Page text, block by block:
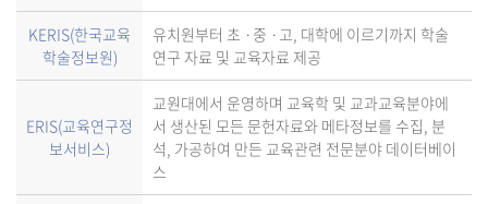
KERIS(한국교육
학술정보원)
유치원부터 초 ·중 ·고, 대학에 이르기까지 학술
연구 자료 및 교육자료 제공
ERIS(교육연구정
보서비스)
교원대에서 운영하며 교육학 및 교과교육분야에
서 생산된 모든 문헌자료와 메타정보를 수집, 분
석, 가공하여 만든 교육관련 전문분야 데이터베이
스